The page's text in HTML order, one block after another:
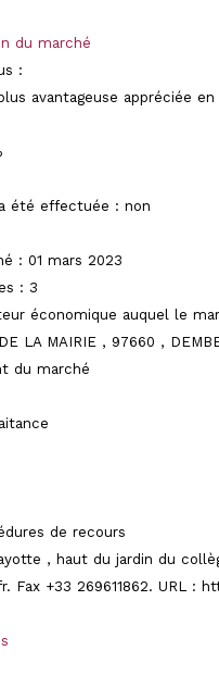
du marché
:
avantageuse appréciée
été effectuée : non
: 01 mars 2023
: 3
économique auquel le
LA MAIRIE , 97660 ,
du marché
de recours
, haut du jardin du
Fax +33 269611862. URL :